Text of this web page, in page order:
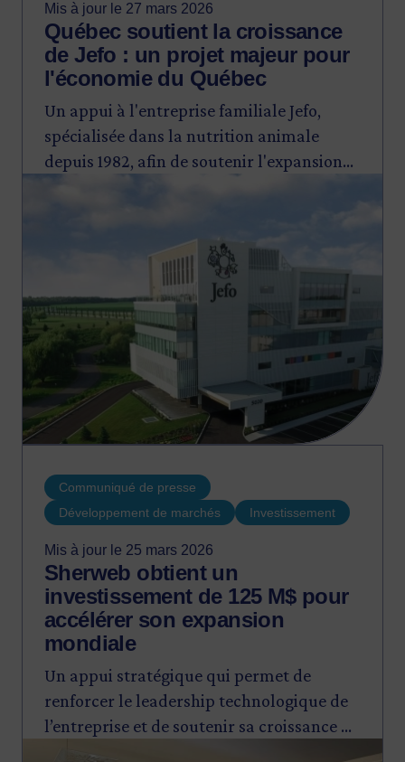
Mis à jour le 27 mars 2026
Québec soutient la croissance
de Jefo : un projet majeur pour
l'économie du Québec
Un appui à l'entreprise familiale Jefo,
spécialisée dans la nutrition animale
depuis 1982, afin de soutenir l'expansion
Communiqué de presse
Développement de marchés
Investissement
Mis à jour le 25 mars 2026
Sherweb obtient un
investissement de 125 M$ pour
accélérer son expansion
mondiale
Un appui stratégique qui permet de
renforcer le leadership technologique de
l’entreprise et de soutenir sa croissance à